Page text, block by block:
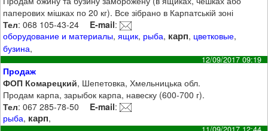
паперових мішках по 20 кг). Все зібрано в Карпатській зоні
Тел: 068 105-43-24 E-mail:
оборудование и материалы,ящик, рыба, карп, цветковые,
бузина,
12/09/2017 09:19
Продаж
ФОП Комарецкий, Шепетовка, Хмельницька обл.
Продам карпа, зарыбок карпа, навеску (600-700 г).
Тел: 067 285-78-50 E-mail:
рыба, карп,